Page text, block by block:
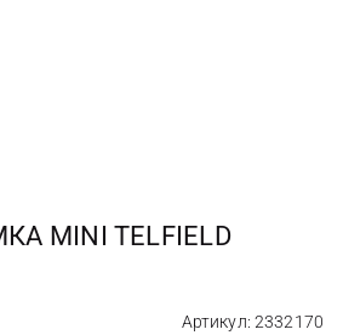
MINI TELFIELD
Артикул: 2332170